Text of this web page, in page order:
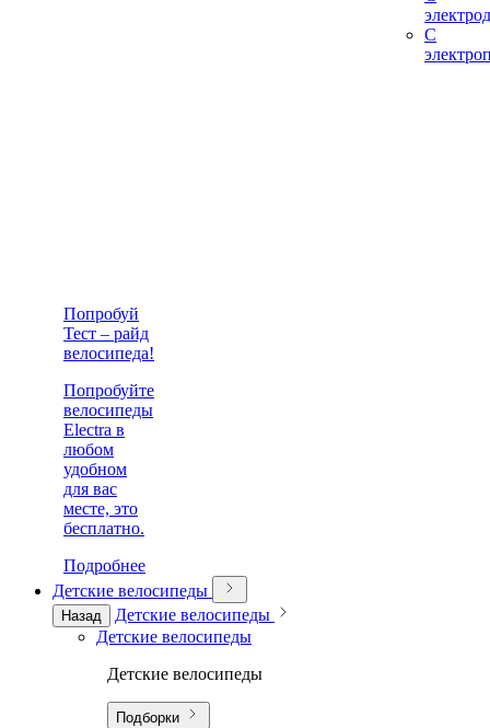
С
Попробуй
Тест – райд
велосипеда!
Попробуйте
велосипеды
Electra в
любом
удобном
для вас
месте, это
бесплатно.
Подробнее
Детские велосипеды
Назад
Детские велосипеды
Детские велосипеды
Детские велосипеды
Подборки